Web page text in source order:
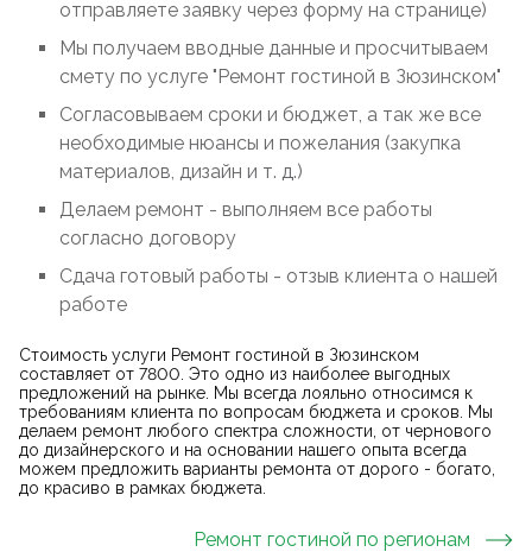
отправляете заявку через форму на странице)
Мы получаем вводные данные и просчитываем
смету по услуге "Ремонт гостиной в Зюзинском"
Согласовываем сроки и бюджет, а так же все
необходимые нюансы и пожелания (закупка
материалов, дизайн и т. д.)
Делаем ремонт - выполняем все работы
согласно договору
Сдача готовый работы - отзыв клиента о нашей
работе
Стоимость услуги Ремонт гостиной в Зюзинском
составляет от 7800. Это одно из наиболее выгодных
предложений на рынке. Мы всегда лояльно относимся к
требованиям клиента по вопросам бюджета и сроков. Мы
делаем ремонт любого спектра сложности, от чернового
до дизайнерского и на основании нашего опыта всегда
можем предложить варианты ремонта от дорого - богато,
до красиво в рамках бюджета.
Ремонт гостиной по регионам